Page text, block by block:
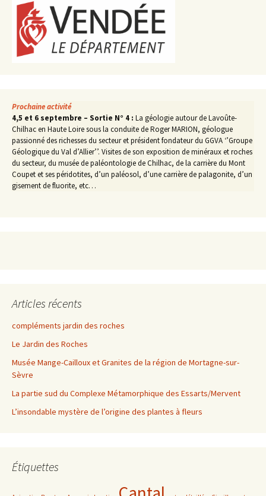
Prochaine activité
4,5 et 6 septembre – Sortie N° 4 : La géologie autour de Lavoûte-
Chilhac en Haute Loire sous la conduite de Roger MARION, géologue
passionné des richesses du secteur et président fondateur du GGVA ‘’Groupe
Géologique du Val d’Allier’’. Visites de son exposition de minéraux et roches
du secteur, du musée de paléontologie de Chilhac, de la carrière du Mont
Coupet et ses péridotites, d’un paléosol, d’une carrière de palagonite, d’un
gisement de fluorite, etc…
Articles récents
compléments jardin des roches
Le Jardin des Roches
Musée Mange-Cailloux et Granites de la région de Mortagne-sur-
Sèvre
La partie sud du Complexe Métamorphique des Essarts/Mervent
L’insondable mystère de l’origine des plantes à fleurs
Étiquettes